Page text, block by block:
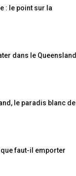
: le point sur la
dans le Queensland
le paradis blanc de
que faut-il emporter